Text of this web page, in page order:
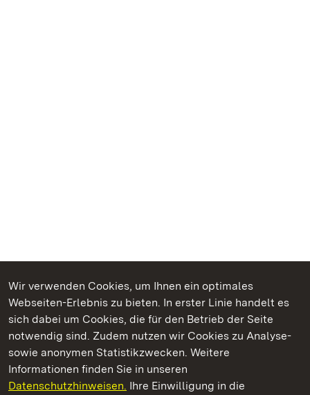
Wir verwenden Cookies, um Ihnen ein optimales
Webseiten-Erlebnis zu bieten. In erster Linie handelt es
sich dabei um Cookies, die für den Betrieb der Seite
notwendig sind. Zudem nutzen wir Cookies zu Analyse-
sowie anonymen Statistikzwecken. Weitere
Informationen finden Sie in unseren
Datenschutzhinweisen. Ihre Einwilligung in die
Kommen. Staunen. Genießen.
Staatliche Schlösser und Gärten Baden‑Württemberg